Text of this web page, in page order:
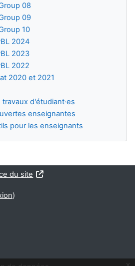
08
09
10
2024
2023
2022
2020 et 2021
d'étudiant·es
enseignantes
pour les enseignants
du site
)